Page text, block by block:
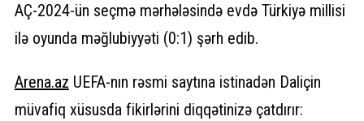
AÇ-2024-ün seçmə mərhələsində evdə Türkiyə millisi
ilə oyunda məğlubiyyəti (0:1) şərh edib.
Arena.az UEFA-nın rəsmi saytına istinadən Daliçin
müvafiq xüsusda fikirlərini diqqətinizə çatdırır: